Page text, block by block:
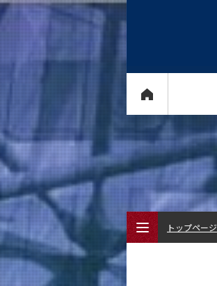
トップページ